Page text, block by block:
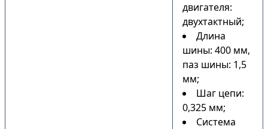
двигателя:
двухтактный;
Длина
шины: 400 мм,
паз шины: 1,5
мм;
Шаг цепи:
0,325 мм;
Система